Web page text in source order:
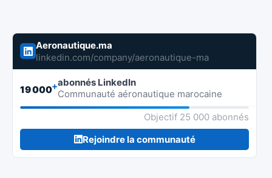
Aeronautique.ma
linkedin.com/company/aeronautique-ma
19 000+abonnés LinkedIn
Communauté aéronautique marocaine
Objectif 25 000 abonnés
Rejoindre la communauté